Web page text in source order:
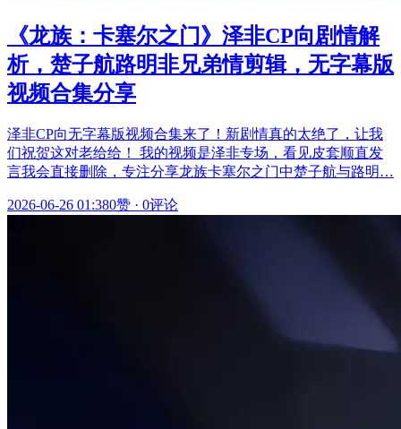
《龙族：卡塞尔之门》泽非CP向剧情解
析，楚子航路明非兄弟情剪辑，无字幕版
视频合集分享
泽非CP向无字幕版视频合集来了！新剧情真的太绝了，让我
们祝贺这对老给给！ 我的视频是泽非专场，看见皮套顺直发
言我会直接删除，专注分享龙族卡塞尔之门中楚子航与路明…
2026-06-26 01:380赞 · 0评论